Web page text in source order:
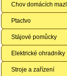
Chov domácích
Ptactvo
Stájové pomůcky
Elektrické ohradníky
Stroje a zařízení